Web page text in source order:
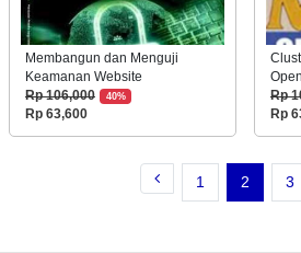
Membangun dan Menguji
Keamanan Website
Rp 106,000
40%
Rp 63,600
Rp
Rp
1 2 3